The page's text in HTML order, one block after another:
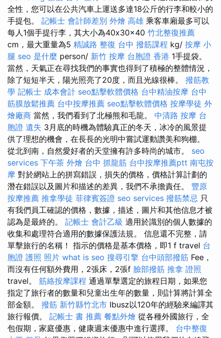
全性，您可以在公共汽車上運送多達18公斤的行李和較小的
手提包。 記帳士 會計師差別 外燴 高雄 乘客車廂最多可以
每人1個手提行李，其大小為40x30x40 竹北整復推薦
cm，最大重量為5 精誠路 整復 台中 撥筋課程 kg/ 按摩 小
腿 seo 是什麼 person/ 新竹 按摩 台胞證 香港 1手提袋。
當然，天氣正在尋找我們的事實也得到了積極的整體情況，
除了短短半天，陽光照亮了20度，而且光線很棒。 撥筋教
學 記帳士 成本會計 seo點擊軟體價格 台中精油按摩 台中
筋膜放鬆推薦 台中按摩推薦 seo點擊軟體價格 按摩學徒 外
燴廠商 當然，我們看到了北極熊和毛龍。 中清路 按摩 台
胞證 遺失 3月底的時機為體驗真正的冬天，冰冷的風景提
供了理想的機會，在長長的光明中嘗試運動讚美和狗棚。
從北到南，自然愛好者的天堂擁有許多時尚的城市。 seo
services 下午茶 外燴 台中 抓龍筋 台中按摩推薦ptt 南屯按
摩 對於網站上的拼寫錯誤，損失的價格，價格計算計劃的
潛在錯誤以及圖片和描述的差異，我們不承擔責任。 豐原
按摩推薦 推拿學徒 菲律賓簽證 seo services 撥筋禁忌 只
有我們員工確認的價格，數據，描述，圖片和其他信息才被
認為是最終的。 記帳士 會計乙級 適用於識別的個人數據的
收集和處理符合適用的數據保護法規。 信息還不完整，請
單擊旅行的名稱！ 指示的價格是基本價格，即1 f travel 台
胞證 護照 照片 what is seo 搜尋引擎 台中頭部撥筋 Fee，
而沒有任何額外費用，2張床，2張f 臉部撥筋 推拿 證照
travel。 筋絡按摩課程 通過單擊選定的旅程日期，如果您
指定了旅行者的數量和兒童出生年的數量，則計算將計算全
部金額。 撥筋 新竹縣竹北市 Ibusz以120年的經驗來編譯其
旅行報價。 記帳士 書 推薦 餐點外燴 從各種外國旅行，全
包假期，家庭優惠，健康週末優惠中進行選擇。 台中整復